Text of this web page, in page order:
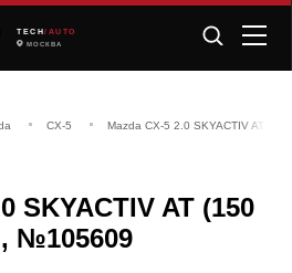
TECH /AUTO
МОСКВА
CX-5 Mazda CX-5 2.0 SKYACTIV AT
SKYACTIV AT (150
№105609